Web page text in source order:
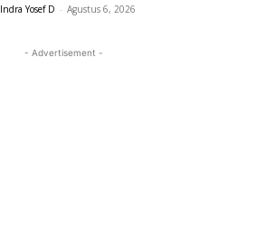
Indra Yosef D - Agustus 6, 2026
- Advertisement -